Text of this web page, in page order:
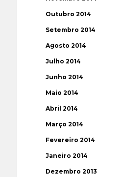
Outubro 2014
Setembro 2014
Agosto 2014
Julho 2014
Junho 2014
Maio 2014
Abril 2014
Março 2014
Fevereiro 2014
Janeiro 2014
Dezembro 2013